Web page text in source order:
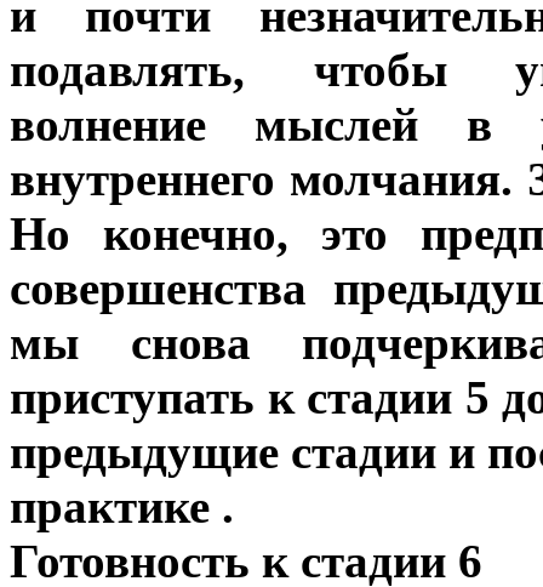
и почти
подавлять, чтобы
волнение мыслей в
внутреннего молчания.
Но конечно, это
совершенства
мы снова
приступать к стадии 5
предыдущие стадии и
практике .
Готовность к стадии 6